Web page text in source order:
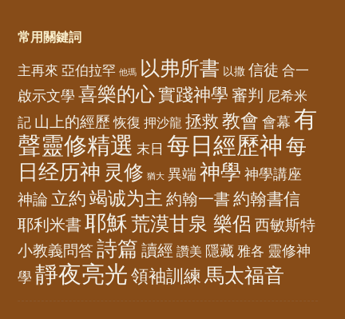
常用關鍵詞
主再來 亞伯拉罕 他瑪 以弗所書 以撒 信徒 合一
啟示文學 喜樂的心實踐神學 審判 尼希米
記 山上的經歷 恢復 押沙龍 拯救 教會 會幕 有
聲靈修精選 末日 每日經歷神 每
日经历神 灵修 猶大 異端 神學 神學講座
神論 立約 竭诚为主 約翰一書 約翰書信
耶利米書 耶穌荒漠甘泉 樂侶 西敏斯特
小教義問答詩篇 讀經 讚美 隱藏 雅各 靈修神
學 靜夜亮光 領袖訓練 馬太福音